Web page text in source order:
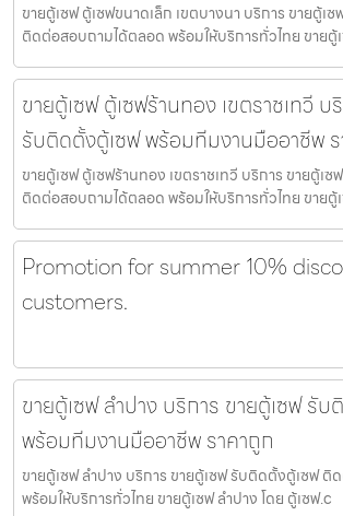
ขายตู้เซฟ ตู้เซฟขนาดเล็ก เขตบางนา บริการ ขายตู้เ
ติดต่อสอบถามได้ตลอด พร้อมให้บริการทั่วไทย ขายตู้
ขายตู้เซฟ ตู้เซฟร้านทอง เขตราชเทวี บ
รับติดตั้งตู้เซฟ พร้อมทีมงานมืออาชีพ
ขายตู้เซฟ ตู้เซฟร้านทอง เขตราชเทวี บริการ ขายตู้เ
ติดต่อสอบถามได้ตลอด พร้อมให้บริการทั่วไทย ขายตู้
Promotion for summer 10%
customers.
ขายตู้เซฟ ลำปาง บริการ ขายตู้เซฟ รั
พร้อมทีมงานมืออาชีพ ราคาถูก
ขายตู้เซฟ ลำปาง บริการ ขายตู้เซฟ รับติดตั้งตู้เซฟ
พร้อมให้บริการทั่วไทย ขายตู้เซฟ ลำปาง โดย ตู้เซฟ.c